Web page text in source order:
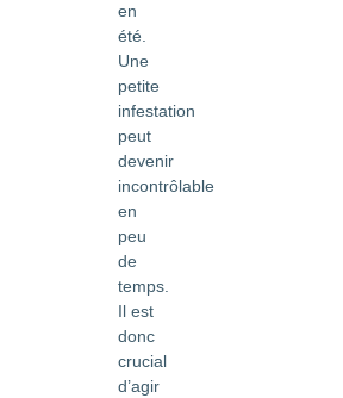
en
été.
Une
petite
infestation
peut
devenir
incontrôlable
en
peu
de
temps.
Il est
donc
crucial
d’agir